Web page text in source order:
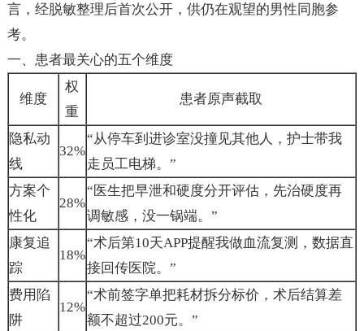
言，经脱敏整理后首次公开，供仍在观望的男性同胞参
考。
一、患者最关心的五个维度
维度
权
重
患者原声截取
隐私动
线
32%
“从停车到进诊室没撞见其他人，护士带我
走员工电梯。”
方案个
性化
28%
“医生把早泄和硬度分开评估，先治硬度再
调敏感，没一锅端。”
康复追
踪
18%
“术后第10天APP提醒我做血流复测，数据直
接回传医院。”
费用陷
阱
12%
“术前签字单把耗材拆分标价，术后结算差
额不超过200元。”